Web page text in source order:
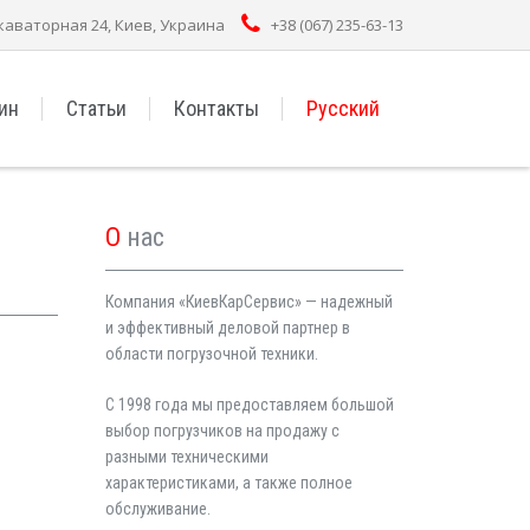
24, Киев, Украина +38 (067) 235-63-13
Статьи Контакты Русский
О нас
Компания «КиевКарСервис» — надежный
и эффективный деловой партнер в
области погрузочной техники.
C 1998 года мы предоставляем большой
выбор погрузчиков на продажу с
разными техническими
характеристиками, а также полное
обслуживание.